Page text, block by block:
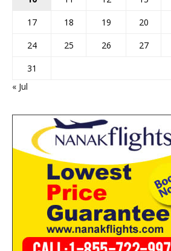
17
18 19 20
24
25 26 27
31
« Jul